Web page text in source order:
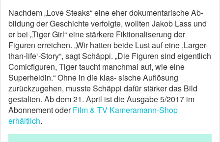
Nachdem „Love Steaks“ eine eher dokumentarische Ab-
bildung der Geschichte verfolgte, wollten Jakob Lass und
er bei „Tiger Girl“ eine stärkere Fiktionaliserung der
Figuren erreichen. „Wir hatten beide Lust auf eine ,Larger-
than-life‘-Story“, sagt Schäppi. „Die Figuren sind eigentlich
Comicfiguren, Tiger taucht manchmal auf, wie eine
Superheldin.“ Ohne in die klas- sische Auflösung
zurückzugehen, musste Schäppi dafür stärker das Bild
gestalten. Ab dem 21. April ist die Ausgabe 5/2017 im
Abonnement oderFilm & TV Kameramann-Shop
erhältlich.